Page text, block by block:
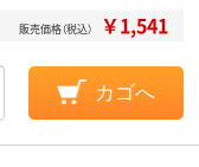
販売価格（税込） ￥1,541
カゴへ